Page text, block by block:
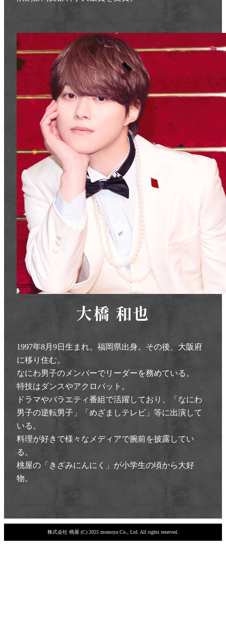
大橋 和也
1997年8月9日生まれ。福岡県出身。その後、大阪府
に移り住む。
なにわ男子のメンバーでリーダーを務めている。
特技はダンスやアクロバット。
ドラマやバラエティ番組で活躍しており、「なにわ
男子の逆転男子」「めざましテレビ」等に出演して
いる。
料理が好きで様々なメディアで腕前を披露してい
る。
桃屋の「きざみにんにく」が小学生の頃から大好
物。
株式会社 桃屋 (C) 2025 momoya Co., Ltd. All rights reserved.